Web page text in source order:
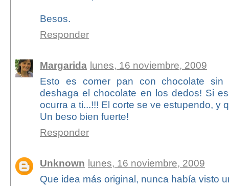
Besos.
Responder
Margarida lunes, 16 noviembre, 2009
Esto es comer pan con chocolate
deshaga el chocolate en los dedos! Si
ocurra a ti...!!! El corte se ve estupendo, y
Un beso bien fuerte!
Responder
Unknown lunes, 16 noviembre, 2009
Que idea más original, nunca había visto